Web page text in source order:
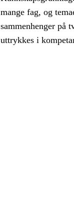
mange fag, og
sammenhenger på
uttrykkes i